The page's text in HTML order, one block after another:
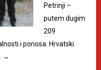
Petrinji –
putem dugim
209
i ponosa. Hrvatski
→